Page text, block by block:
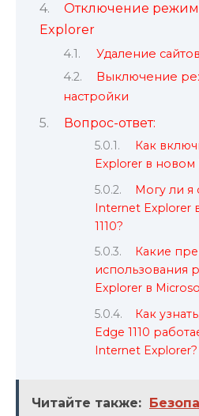
Отключение
Explorer
Удаление
Выключение
настройки
Вопрос-ответ:
Как
Explorer в новом
Могу ли я
Internet Explorer
1110?
Какие
использования
Explorer в
Как
Edge 1110
Internet Explorer?
Читайте также: